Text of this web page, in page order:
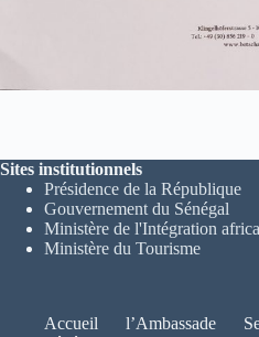
Sites institutionnels
Présidence de la République
Gouvernement du Sénégal
Ministère de l'Intégration
Ministère du Tourisme
Accueil l’Ambassade